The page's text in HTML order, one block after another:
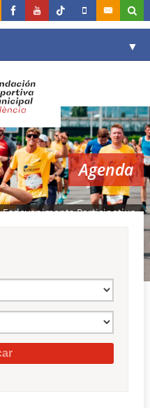
▼
▼
▼
▼
Agenda
Esdeveniments Participatius